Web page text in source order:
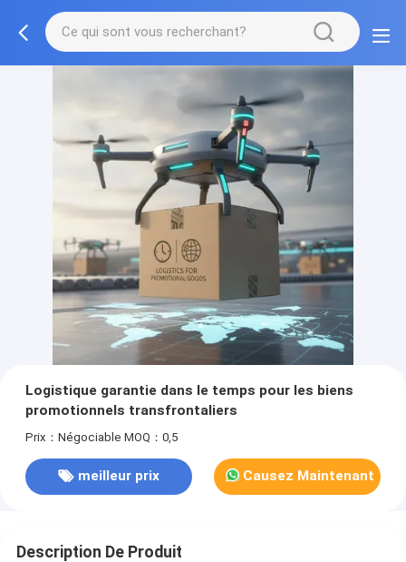
Logistique garantie dans le temps pour les biens
promotionnels transfrontaliers
Prix：Négociable MOQ：0,5
meilleur prix Causez Maintenant
Description De Produit